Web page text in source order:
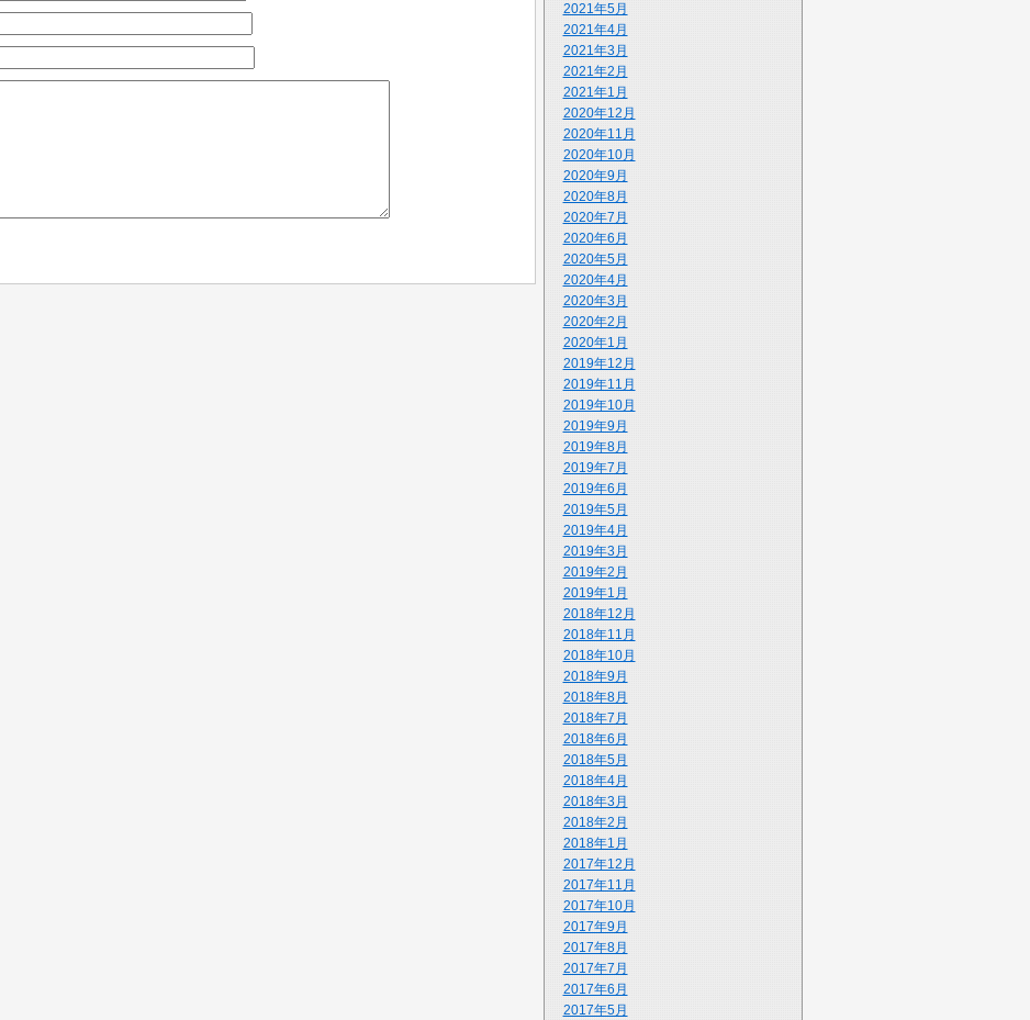
2021年5月
2021年4月
2021年3月
2021年2月
2021年1月
2020年12月
2020年11月
2020年10月
2020年9月
2020年8月
2020年7月
2020年6月
2020年5月
2020年4月
2020年3月
2020年2月
2020年1月
2019年12月
2019年11月
2019年10月
2019年9月
2019年8月
2019年7月
2019年6月
2019年5月
2019年4月
2019年3月
2019年2月
2019年1月
2018年12月
2018年11月
2018年10月
2018年9月
2018年8月
2018年7月
2018年6月
2018年5月
2018年4月
2018年3月
2018年2月
2018年1月
2017年12月
2017年11月
2017年10月
2017年9月
2017年8月
2017年7月
2017年6月
2017年5月